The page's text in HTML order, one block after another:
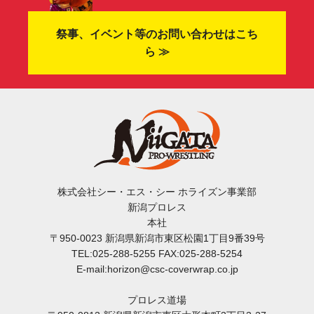
祭事、イベント等のお問い合わせはこち
ら ≫
株式会社シー・エス・シー ホライズン事業部
新潟プロレス
本社
〒950-0023 新潟県新潟市東区松園1丁目9番39号
TEL:025-288-5255 FAX:025-288-5254
E-mail:horizon@csc-coverwrap.co.jp
プロレス道場